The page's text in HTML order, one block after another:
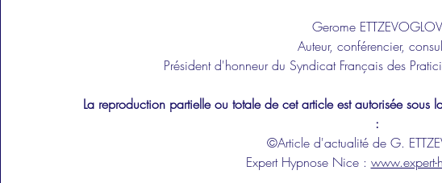
Gerome ETTZEVOGLOV
Auteur, conférencier,
Président d'honneur du Syndicat Français des
La reproduction partielle ou totale de cet article est autorisée sous
:
©Article d'actualité de G.
Expert Hypnose Nice : www.expert-